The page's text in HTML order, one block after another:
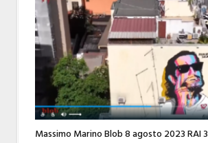
Massimo Marino Blob 8 agosto 2023 RAI 3